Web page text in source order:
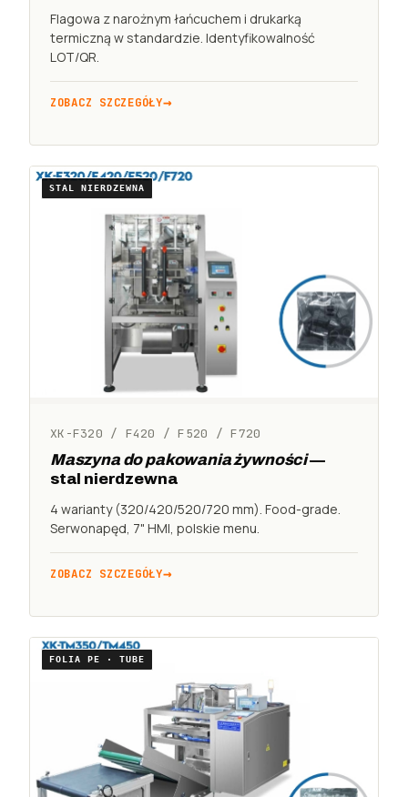
Flagowa z narożnym łańcuchem i drukarką
termiczną w standardzie. Identyfikowalność
LOT/QR.
ZOBACZ SZCZEGÓŁY
STAL NIERDZEWNA
XK-F320 / F420 / F520 / F720
Maszyna do pakowania żywności—
stal nierdzewna
4 warianty (320/420/520/720 mm). Food-grade.
Serwonapęd, 7" HMI, polskie menu.
ZOBACZ SZCZEGÓŁY
FOLIA PE · TUBE